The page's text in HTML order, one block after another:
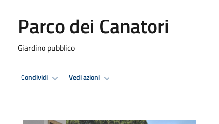
Parco dei Canatori
Giardino pubblico
Condividi Vedi azioni